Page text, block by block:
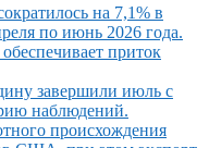
на 7,1% в
по июнь 2026 года.
приток
завершили июль с
наблюдений.
происхождения